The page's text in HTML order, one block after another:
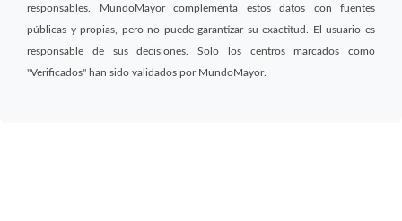
responsables. MundoMayor complementa estos datos con fuentes
públicas y propias, pero no puede garantizar su exactitud. El usuario es
responsable de sus decisiones. Solo los centros marcados como
"Verificados" han sido validados por MundoMayor.